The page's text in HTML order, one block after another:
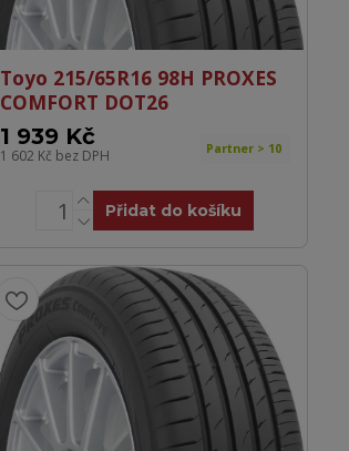
Toyo 215/65R16 98H PROXES
COMFORT DOT26
1 939 Kč
1 602 Kč bez DPH Partner > 10
Přidat do košíku